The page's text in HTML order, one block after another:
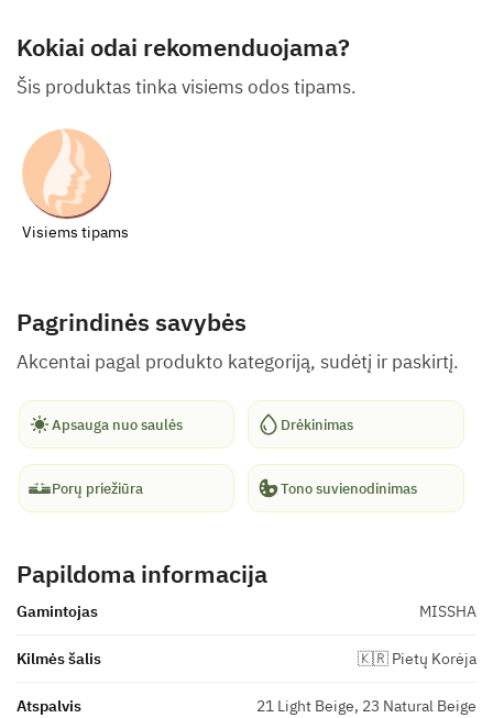
Kokiai odai rekomenduojama?
Šis produktas tinka visiems odos tipams.
Visiems tipams
Pagrindinės savybės
Akcentai pagal produkto kategoriją, sudėtį ir paskirtį.
Apsauga nuo saulės Drėkinimas
Porų priežiūra Tono suvienodinimas
Papildoma informacija
Gamintojas MISSHA
Kilmės šalis 🇰🇷 Pietų Korėja
Atspalvis 21 Light Beige, 23 Natural Beige